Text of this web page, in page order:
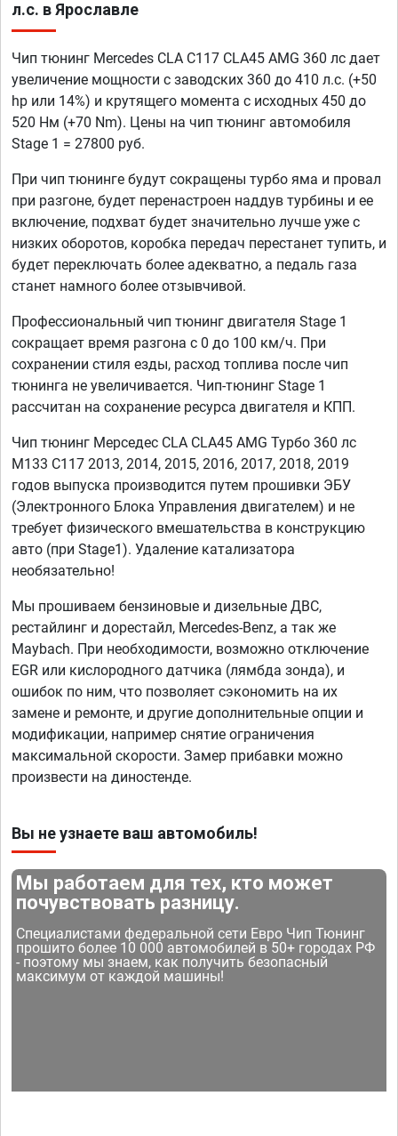
л.с. в Ярославле
Чип тюнинг Mercedes CLA C117 CLA45 AMG 360 лс дает
увеличение мощности с заводских 360 до 410 л.с. (+50
hp или 14%) и крутящего момента с исходных 450 до
520 Нм (+70 Nm). Цены на чип тюнинг автомобиля
Stage 1 = 27800 руб.
При чип тюнинге будут сокращены турбо яма и провал
при разгоне, будет перенастроен наддув турбины и ее
включение, подхват будет значительно лучше уже с
низких оборотов, коробка передач перестанет тупить, и
будет переключать более адекватно, а педаль газа
станет намного более отзывчивой.
Профессиональный чип тюнинг двигателя Stage 1
сокращает время разгона с 0 до 100 км/ч. При
сохранении стиля езды, расход топлива после чип
тюнинга не увеличивается. Чип-тюнинг Stage 1
рассчитан на сохранение ресурса двигателя и КПП.
Чип тюнинг Мерседес CLA CLA45 AMG Турбо 360 лс
M133 C117 2013, 2014, 2015, 2016, 2017, 2018, 2019
годов выпуска производится путем прошивки ЭБУ
(Электронного Блока Управления двигателем) и не
требует физического вмешательства в конструкцию
авто (при Stage1). Удаление катализатора
необязательно!
Мы прошиваем бензиновые и дизельные ДВС,
рестайлинг и дорестайл, Mercedes-Benz, а так же
Maybach. При необходимости, возможно отключение
EGR или кислородного датчика (лямбда зонда), и
ошибок по ним, что позволяет сэкономить на их
замене и ремонте, и другие дополнительные опции и
модификации, например снятие ограничения
максимальной скорости. Замер прибавки можно
произвести на диностенде.
Вы не узнаете ваш автомобиль!
Мы работаем для тех, кто может
почувствовать разницу.
Специалистами федеральной сети Евро Чип Тюнинг
прошито более 10 000 автомобилей в 50+ городах РФ
- поэтому мы знаем, как получить безопасный
максимум от каждой машины!